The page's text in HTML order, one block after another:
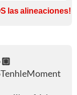
las alineaciones!